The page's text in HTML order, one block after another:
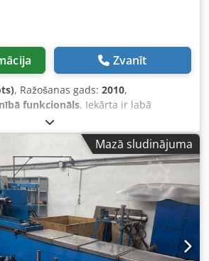
Zvanīt
, Ražošanas gads: 2010,
funkcionāls, Iekārta ir labā
X asī: 1100 mm Crjdozp Nk
Y asī: 650 mm Pārvietojums Z asī:
8000 apgr./min Instrumentu
izmēri: 1300 x 650 mm
procesā pēc vienošanās.
Mazā sludinājuma